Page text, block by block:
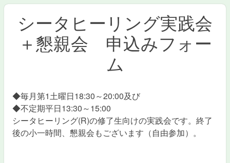
シータヒーリング実践会
＋懇親会 申込みフォー
ム
◆毎月第1土曜日18:30～20:00及び
◆不定期平日13:30～15:00
シータヒーリング(R)の修了生向けの実践会です。終了
後の小一時間、懇親会もございます（自由参加）。